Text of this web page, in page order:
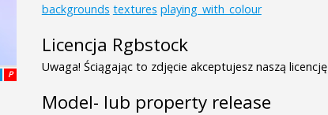
P
backgrounds textures playing_with_colour
Licencja Rgbstock
Uwaga! Ściągając to zdjęcie akceptujesz naszą licencję
Model- lub property release